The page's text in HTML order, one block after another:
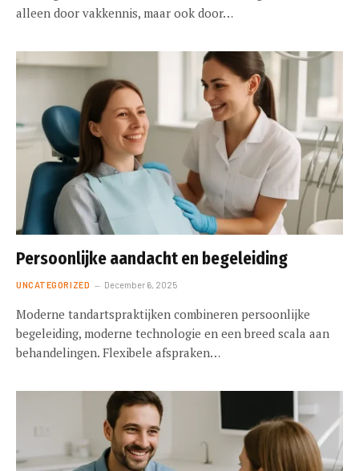
alleen door vakkennis, maar ook door…
Persoonlijke aandacht en begeleiding
UNCATEGORIZED December 6, 2025
Moderne tandartspraktijken combineren persoonlijke
begeleiding, moderne technologie en een breed scala aan
behandelingen. Flexibele afspraken…